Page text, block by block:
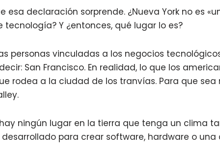
esa declaración sorprende. ¿Nueva York no es
tecnología? Y ¿entonces, qué lugar lo es?
personas vinculadas a los negocios
San Francisco. En realidad, lo que los
rodea a la ciudad de los tranvías. Para que
ningún lugar en la tierra que tenga un clima
para crear software, hardware o